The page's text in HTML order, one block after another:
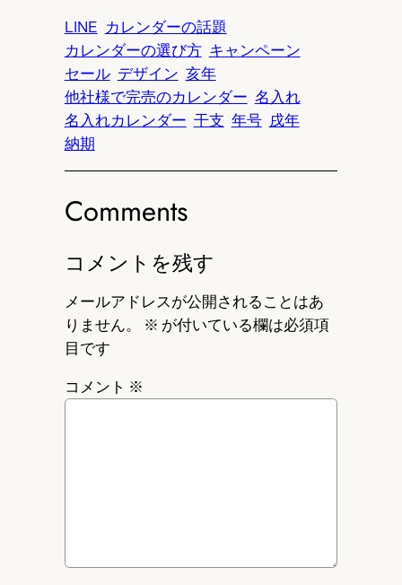
LINE カレンダーの話題
カレンダーの選び方 キャンペーン
セール デザイン 亥年
他社様で完売のカレンダー 名入れ
名入れカレンダー 干支 年号 戌年
納期
Comments
コメントを残す
メールアドレスが公開されることはあ
りません。
※ が付いている欄は必須項
目です
コメント ※